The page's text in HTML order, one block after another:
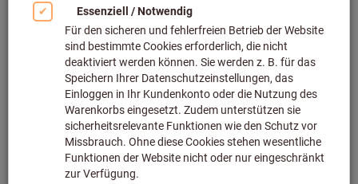
46 Varianten
inkl. MwSt. zzgl. Versandkosten
Netto
Zu den Varianten